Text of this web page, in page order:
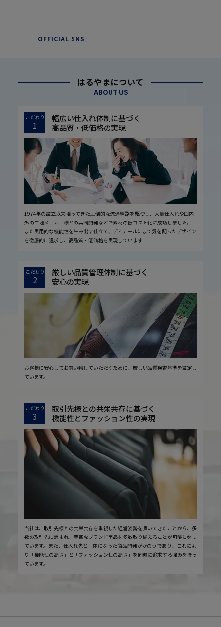
OFFICIAL SNS
はるやまについて
ABOUT US
こだわり
1
幅広い仕入れ体制に基づく
高品質・低価格の実現
1974年の設立以来培ってきた圧倒的な流通経路を駆使し、大量仕入れや国内
外の生地メーカー様との共同開発などで素材の低コスト化に成功しました。
また実用的な機能性を生み出す仕立て、ディテールにまで気を配ったデザイン
を徹底的に追求し、高品質・低価格を実現しています
こだわり
2
厳しい品質管理体制に基づく
安心の実現
お客様に安心してお買い物していただくために、厳しい品質検査基準を設定し
ています。
こだわり
3
取引先様との共栄共存に基づく
機能性とファッション性の実現
当社は、取引先様との共栄共存を重視した経営姿勢を貫いてきたことから、多
数の取引先に恵まれ、豊富なブランド商品を多数取り揃えることが可能になっ
ています。また、仕入れ先と一体になった商品開発がかのうであり、これによ
り「機能性の高さ」と「ファッション性の高さ」を同時に追求する強みを持っ
ています。